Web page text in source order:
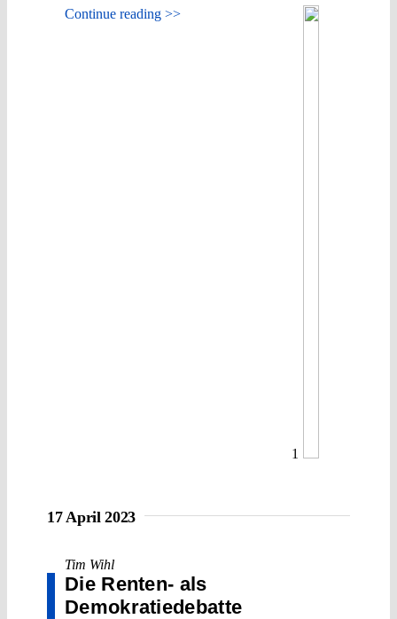
Continue reading >>
1
17 April 2023
Tim Wihl
Die Renten- als
Demokratiedebatte